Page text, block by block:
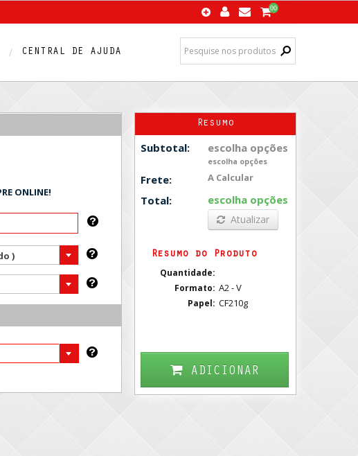
00
CENTRAL DE AJUDA
ONLINE!
)
Resumo
Subtotal: escolha opções
escolha opções
Frete: A Calcular
Total: escolha opções
Atualizar
Resumo do Produto
Quantidade:
Formato: A2 - V
Papel: CF210g
ADICIONAR